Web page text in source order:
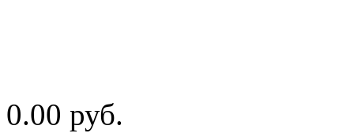
0.00 руб.